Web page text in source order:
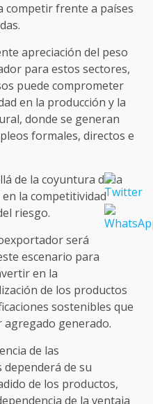
competir frente a países
apreciación del peso
para estos sectores,
puede comprometer
en la producción y la
donde se generan
formales, directos e
de la coyuntura de la
la competitividad
riesgo.
será
escenario para
en la
de los productos
sostenibles que
generado.
de las
de su
de los productos,
de la ventaja